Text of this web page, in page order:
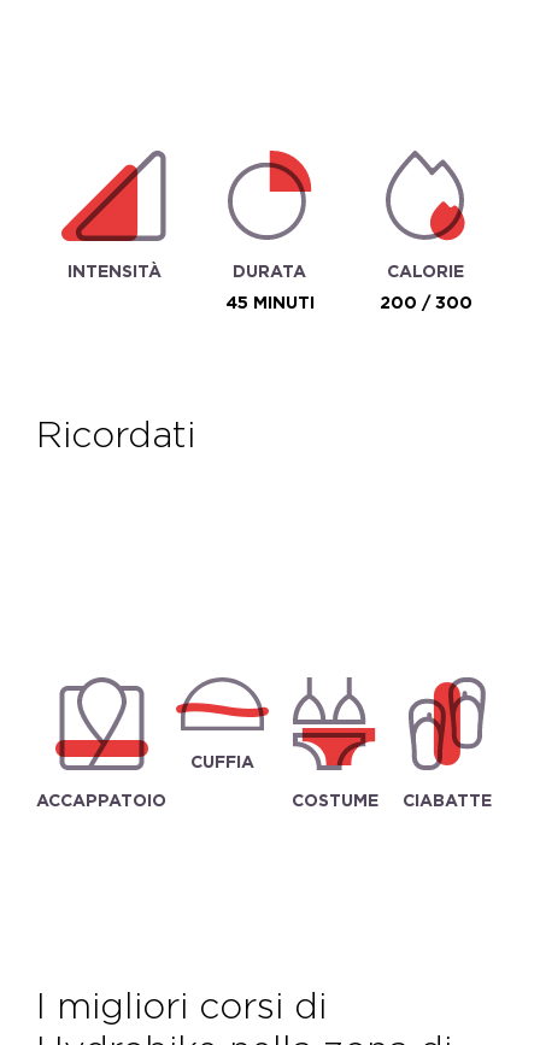
INTENSITÀ
DURATA
45 MINUTI
CALORIE
200 / 300
ricordati
ACCAPPATOIO
CUFFIA
COSTUME
CIABATTE
I migliori corsi di